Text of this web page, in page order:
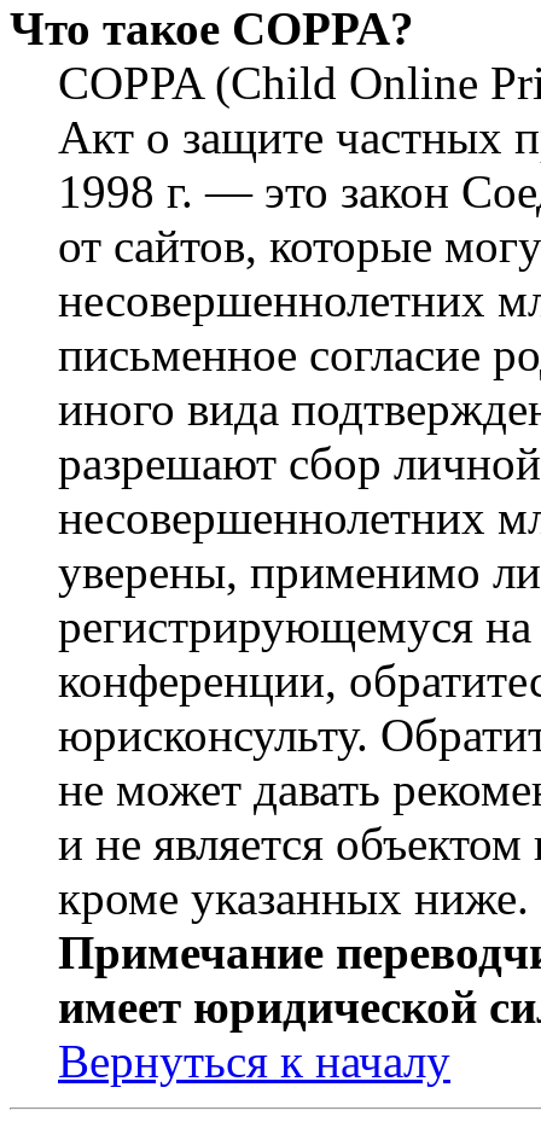
Что такое COPPA?
COPPA (Child Online
Акт о защите частных
1998 г. — это закон
от сайтов, которые
несовершеннолетних
письменное согласие
иного вида
разрешают сбор
несовершеннолетних
уверены, применимо
регистрирующемуся
конференции,
юрисконсульту.
не может давать
и не является
кроме указанных ниже.
Примечание
имеет юридической
Вернуться к началу